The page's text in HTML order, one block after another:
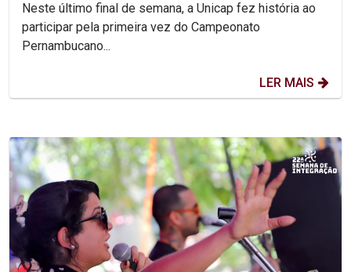
Neste último final de semana, a Unicap fez história ao
participar pela primeira vez do Campeonato
Pernambucano...
LER MAIS